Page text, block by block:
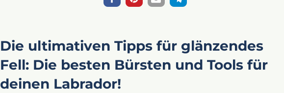
Die ultimativen Tipps für glänzendes
Fell: Die besten Bürsten und Tools für
deinen Labrador!